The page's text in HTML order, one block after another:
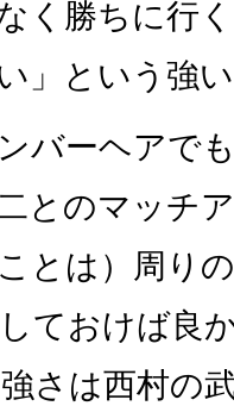
く勝ちに行
」という強
バーヘアで
とのマッチ
とは）周り
ておけば良
さは西村の